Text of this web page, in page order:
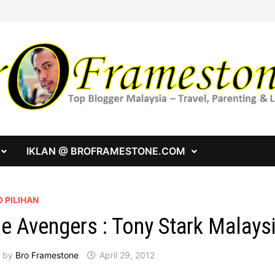
IKLAN @ BROFRAMESTONE.COM
PILIHAN
Avengers : Tony Stark
by Bro Framestone April 29, 2012